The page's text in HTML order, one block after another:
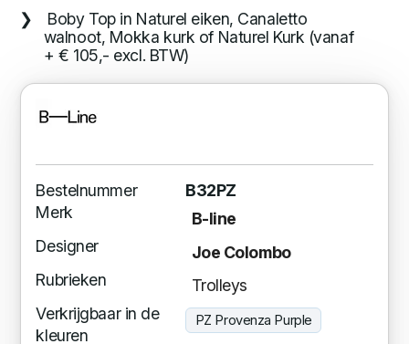
Boby Top in Naturel eiken, Canaletto
walnoot, Mokka kurk of Naturel Kurk (vanaf
+ € 105,- excl. BTW)
Bestelnummer
B32PZ
Merk
B-line
Designer
Joe Colombo
Rubrieken
Trolleys
Verkrijgbaar in de
kleuren
PZ Provenza Purple